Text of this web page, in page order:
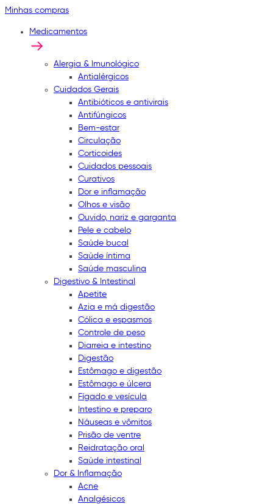
Minhas compras
Medicamentos
Alergia & Imunológico
Antialérgicos
Cuidados Gerais
Antibióticos e antivirais
Antifúngicos
Bem-estar
Circulação
Corticoides
Cuidados pessoais
Curativos
Dor e inflamação
Olhos e visão
Ouvido, nariz e garganta
Pele e cabelo
Saúde bucal
Saúde íntima
Saúde masculina
Digestivo & Intestinal
Apetite
Azia e má digestão
Cólica e espasmos
Controle de peso
Diarreia e intestino
Digestão
Estômago e digestão
Estômago e úlcera
Fígado e vesícula
Intestino e preparo
Náuseas e vômitos
Prisão de ventre
Reidratação oral
Saúde intestinal
Dor & Inflamação
Acne
Analgésicos